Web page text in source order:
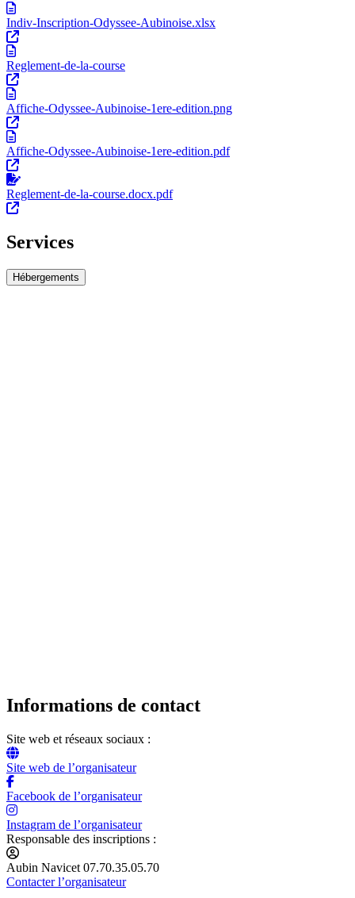
Indiv-Inscription-Odyssee-Aubinoise.xlsx
Reglement-de-la-course
Affiche-Odyssee-Aubinoise-1ere-edition.png
Affiche-Odyssee-Aubinoise-1ere-edition.pdf
Reglement-de-la-course.docx.pdf
Services
Hébergements
Informations de contact
Site web et réseaux sociaux :
Site web de l’organisateur
Facebook de l’organisateur
Instagram de l’organisateur
Responsable des inscriptions :
Aubin Navicet 07.70.35.05.70
Contacter l’organisateur